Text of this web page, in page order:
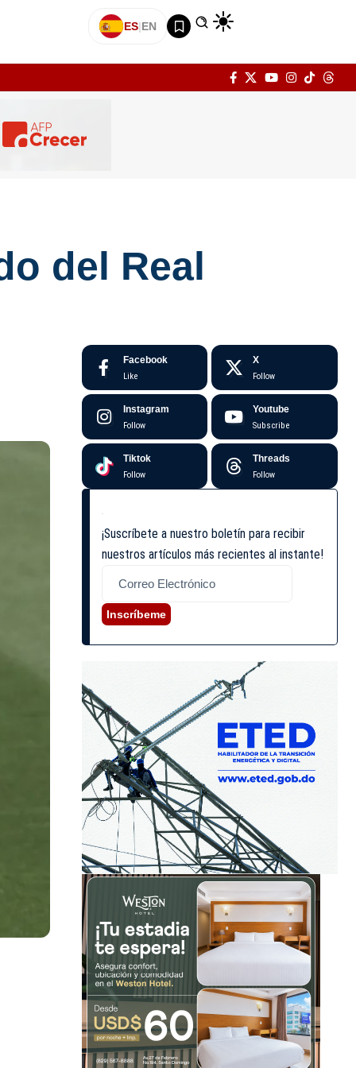
ES|EN
del Real
Facebook
Like
X
Follow
Instagram
Follow
Youtube
Subscribe
Tiktok
Follow
Threads
Follow
¡Suscríbete a nuestro boletín para recibir
nuestros artículos más recientes al instante!
Inscríbeme